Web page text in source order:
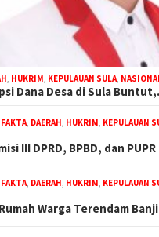
, HUKRIM, KEPULAUAN SULA,
Dana Desa di Sula
FAKTA, DAERAH, HUKRIM, KEPULAUAN
III DPRD, BPBD, dan
FAKTA, DAERAH, HUKRIM, KEPULAUAN
Warga Terendam